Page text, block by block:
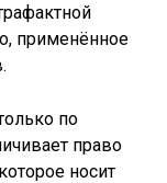
применённое
по
право
носит